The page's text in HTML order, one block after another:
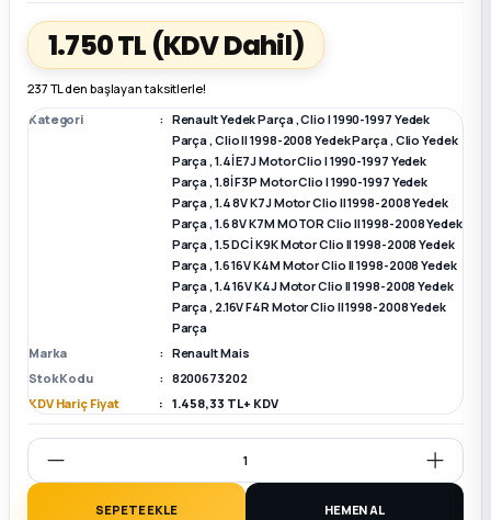
Megane E-TECH Yedek Parça
Parça 1.750 TL (KDV Dahil)
237 TL den başlayan taksitlerle!
Kategori
Renault Yedek Parça,Clio I 1990-1997 Yedek
Parça,Clio II 1998-2008 Yedek Parça,Clio Yedek
Parça,1.4İ E7J Motor Clio I 1990-1997 Yedek
Parça,1.8İ F3P Motor Clio I 1990-1997 Yedek
Parça,1.4 8V K7J Motor Clio II 1998-2008 Yedek
Parça,1.6 8V K7M MOTOR Clio II 1998-2008 Yedek
Parça,1.5 DCİ K9K Motor Clio II 1998-2008 Yedek
Parça,1.6 16V K4M Motor Clio II 1998-2008 Yedek
Parça,1.4 16V K4J Motor Clio II 1998-2008 Yedek
Parça, 2.16V F4R Motor Clio II 1998-2008 Yedek
Parça
Marka
Renault Mais
Stok Kodu
8200673202
KDV Hariç Fiyat
1.458,33 TL + KDV
SEPETE EKLE HEMEN AL